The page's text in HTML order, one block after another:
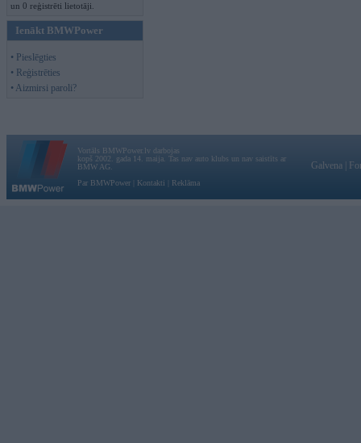
un 0 reģistrēti lietotāji.
Ienākt BMWPower
• Pieslēgties
• Reģistrēties
• Aizmirsi paroli?
Vortāls BMWPower.lv darbojas
kopš 2002. gada 14. maija. Tas nav auto klubs un nav saistīts ar
BMW AG.
Par BMWPower
Kontakti Reklāma
Galvena